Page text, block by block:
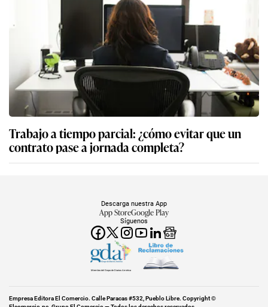
Trabajo a tiempo parcial: ¿cómo evitar que un
contrato pase a jornada completa?
Síguenos
Descarga nuestra App
App StoreGoogle Play
Miembro del Grupo de Diarios América
Empresa Editora El Comercio. Calle Paracas #532, Pueblo Libre. Copyright ©